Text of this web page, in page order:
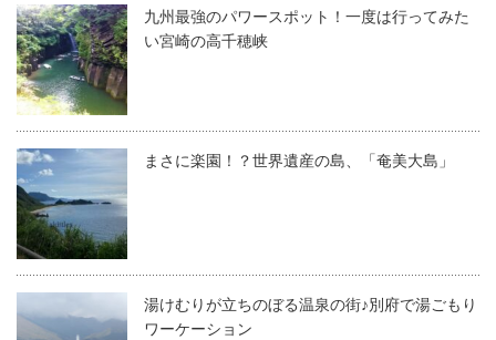
九州最強のパワースポット！一度は行ってみた
い宮崎の高千穂峡
まさに楽園！？世界遺産の島、「奄美大島」
湯けむりが立ちのぼる温泉の街♪別府で湯ごもり
ワーケーション